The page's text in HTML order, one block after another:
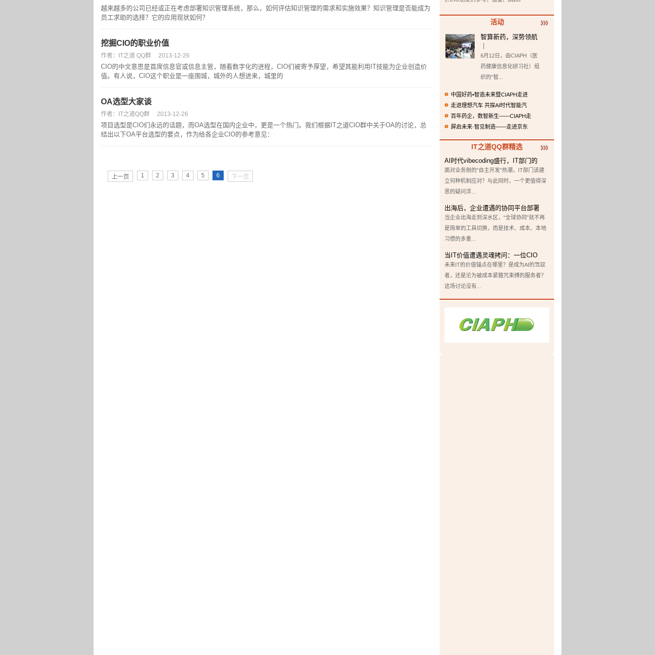
越来越多的公司已经或正在考虑部署知识管理系统，那么，如何评估知识管理的需求和实施效果？知识管理是否能成为
员工求助的选择？它的应用现状如何？
挖掘CIO的职业价值
作者：IT之道 QQ群 2013-12-26
CIO的中文意思是首席信息官或信息主管，随着数字化的进程，CIO们被寄予厚望，希望其能利用IT技能为企业创造价
值。有人说，CIO这个职业是一座围城，城外的人想进来，城里的
OA选型大家谈
作者：IT之道QQ群 2013-12-26
项目选型是CIO们永远的话题，而OA选型在国内企业中，更是一个热门。我们根据IT之道CIO群中关于OA的讨论，总
结出以下OA平台选型的要点，作为给各企业CIO的参考意见：
上一页 1 2 3 4 5 6 下一页
活动
智算新药，深势领航
6月12日，由CIAPH（医
药健康信息化研习社）组
织的“智...
中国好药•智造未来暨CIAPH走进
走进理想汽车 共探AI时代智能汽
百年药企，数智新生——CIAPH走
屏启未来·智见制造——走进京东
IT之道QQ群精选
AI时代vibecoding盛行，IT部门的
面对业务侧的“自主开发”热潮，IT部门该建
立何种机制应对？与此同时，一个更值得深
思的疑问浮...
出海后，企业遭遇的协同平台部署
当企业出海走到深水区，“全球协同”就不再
是简单的工具切换，而是技术、成本、本地
习惯的多重...
当IT价值遭遇灵魂拷问：一位CIO
未来IT的价值锚点在哪里？是成为AI的驾驭
者，还是沦为被成本紧箍咒束缚的服务者？
这场讨论没有...